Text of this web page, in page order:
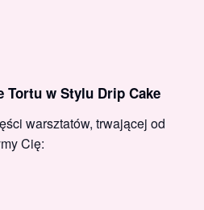
Tortu w Stylu Drip Cake
warsztatów, trwającej od
Cię: